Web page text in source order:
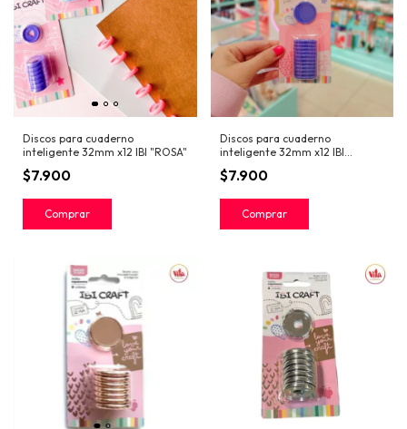
Discos para cuaderno
inteligente 32mm x12 IBI "ROSA"
$7.900
Discos para cuaderno
inteligente 32mm x12 IBI
"Lavanda"
$7.900